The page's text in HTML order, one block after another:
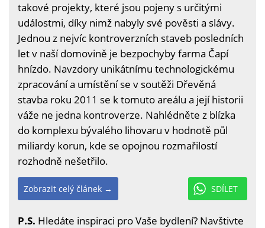
takové projekty, které jsou pojeny s určitými
událostmi, díky nimž nabyly své pověsti a slávy.
Jednou z nejvíc kontroverzních staveb posledních
let v naší domovině je bezpochyby farma Čapí
hnízdo. Navzdory unikátnímu technologickému
zpracování a umístění se v soutěži Dřevěná
stavba roku 2011 se k tomuto areálu a její historii
váže ne jedna kontroverze. Nahlédněte z blízka
do komplexu bývalého lihovaru v hodnotě půl
miliardy korun, kde se opojnou rozmařilostí
rozhodně nešetřilo.
SDÍLET
Zobrazit celý článek →
P.S. Hledáte inspiraci pro Vaše bydlení? Navštivte